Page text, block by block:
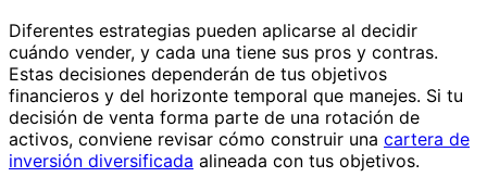
Diferentes estrategias pueden aplicarse al decidir
cuándo vender, y cada una tiene sus pros y contras.
Estas decisiones dependerán de tus objetivos
financieros y del horizonte temporal que manejes. Si tu
decisión de venta forma parte de una rotación de
activos, conviene revisar cómo construir una cartera de
inversión diversificada alineada con tus objetivos.